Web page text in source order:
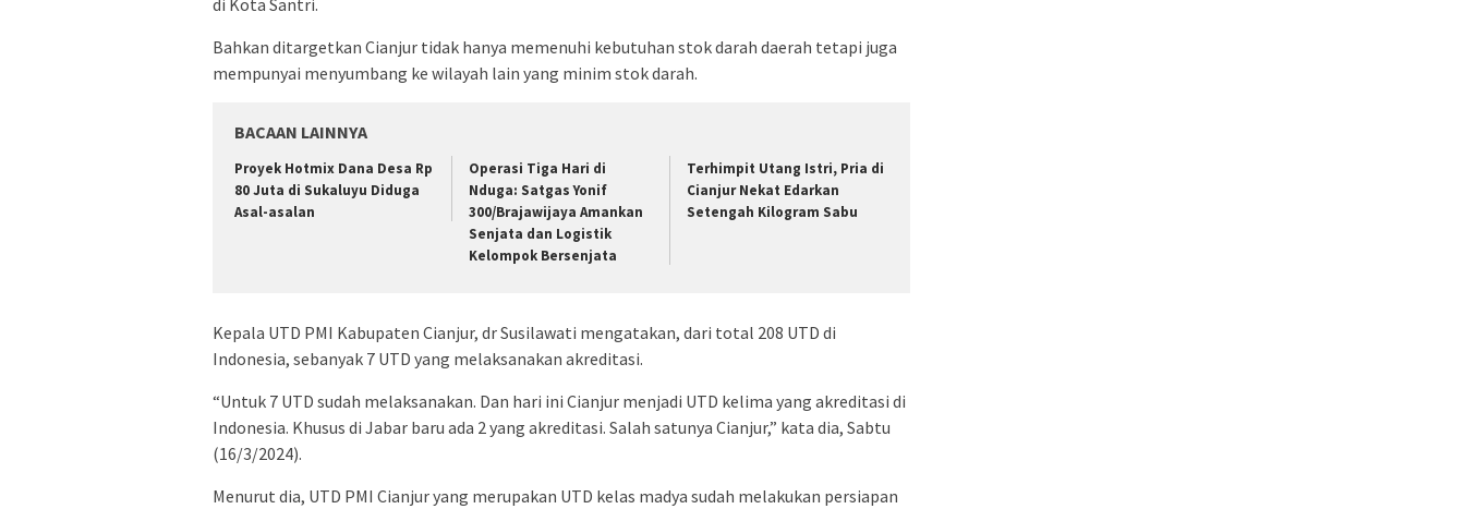
Bahkan ditargetkan Cianjur tidak hanya memenuhi kebutuhan stok darah daerah tetapi juga
mempunyai menyumbang ke wilayah lain yang minim stok darah.
BACAAN LAINNYA
Proyek Hotmix Dana Desa Rp
80 Juta di Sukaluyu Diduga
Asal-asalan
Operasi Tiga Hari di
Nduga: Satgas Yonif
300/Brajawijaya Amankan
Senjata dan Logistik
Kelompok Bersenjata
Terhimpit Utang Istri, Pria di
Cianjur Nekat Edarkan
Setengah Kilogram Sabu
Kepala UTD PMI Kabupaten Cianjur, dr Susilawati mengatakan, dari total 208 UTD di
Indonesia, sebanyak 7 UTD yang melaksanakan akreditasi.
“Untuk 7 UTD sudah melaksanakan. Dan hari ini Cianjur menjadi UTD kelima yang akreditasi di
Indonesia. Khusus di Jabar baru ada 2 yang akreditasi. Salah satunya Cianjur,” kata dia, Sabtu
(16/3/2024).
Menurut dia, UTD PMI Cianjur yang merupakan UTD kelas madya sudah melakukan persiapan